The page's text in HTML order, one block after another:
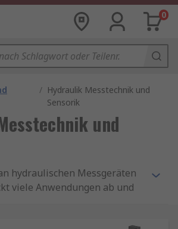
0
/ Hydraulik Messtechnik und
Sensorik
und
hydraulischen Messgeräten
viele Anwendungen ab und